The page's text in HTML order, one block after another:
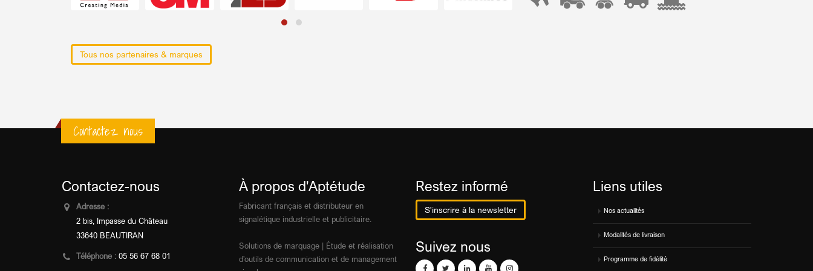
Tous nos partenaires & marques
Contactez nous
Contactez-nous
Adresse :
2 bis, Impasse du Château
33640 BEAUTIRAN
Téléphone : 05 56 67 68 01
À propos d'Aptétude
Fabricant français et distributeur en
signalétique industrielle et publicitaire.
Solutions de marquage | Étude et réalisation
d'outils de communication et de management
Restez informé
S'inscrire à la newsletter
Suivez nous
Liens utiles
Nos actualités
Modalités de livraison
Programme de fidélité